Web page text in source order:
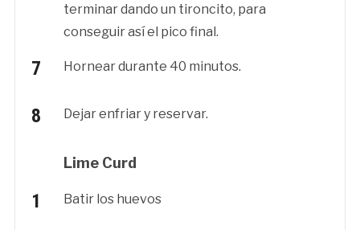
terminar dando un tironcito, para
conseguir así el pico final.
Hornear durante 40 minutos.
Dejar enfriar y reservar.
Lime Curd
Batir los huevos